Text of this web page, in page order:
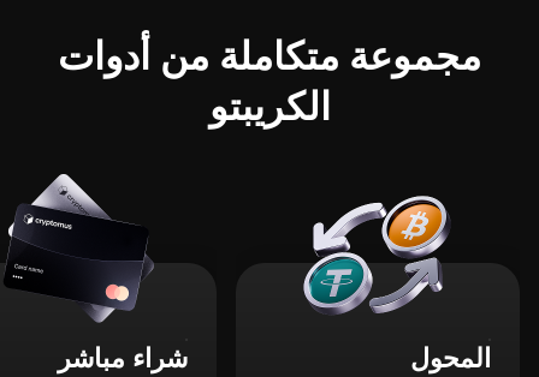
مجموعة متكاملة من أدوات
الكريبتو
المحول شراء مباشر